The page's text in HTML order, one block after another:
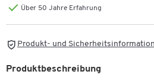
Über 50 Jahre Erfahrung
Produkt- und
Produktbeschreibung